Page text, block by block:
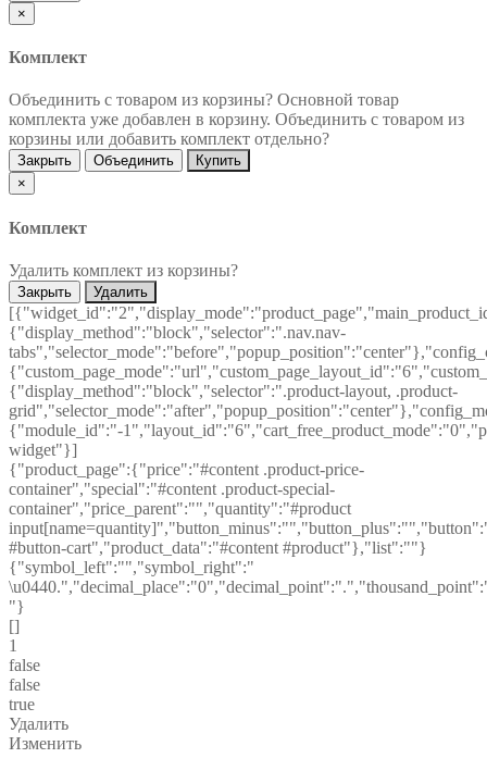
×
Комплект
Объединить с товаром из корзины? Основной товар
комплекта уже добавлен в корзину. Объединить с товаром из
корзины или добавить комплект отдельно?
Закрыть Объединить
Купить
×
Комплект
Удалить комплект из корзины?
Закрыть Удалить
{"display_method":"block","selector":".nav.nav-
{"display_method":"block","selector":".product-layout, .product-
{"module_id":"-
widget"}]
{"product_page":{"price":"#content .product-price-
container","special":"#content .product-special-
container","price_parent":"","quantity":"#product
#button-cart","product_data":"#content #product"},"list":""}
{"symbol_left":"","symbol_right":"
"}
[]
1
false
false
true
Удалить
Изменить